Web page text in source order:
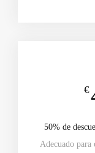
€
50% de
Adecuado para